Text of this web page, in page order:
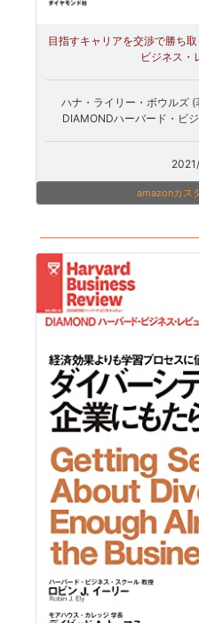
目指すキャリアを交渉で勝ち
ビジネス・
ハナ・ライリー・ボウルズ (
DIAMONDハーバード・ビ
amazonカス